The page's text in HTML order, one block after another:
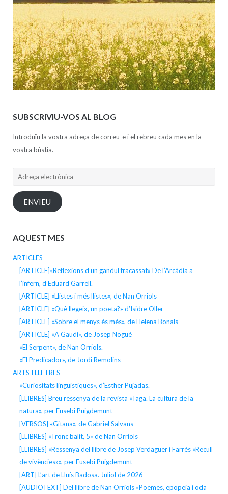
SUBSCRIVIU-VOS AL BLOG
Introduïu la vostra adreça de correu-e i el rebreu cada mes en la
vostra bústia.
Adreça
ENVIEU
AQUEST MES
ARTICLES
[ARTICLE]«Reflexions d’un gandul fracassat» De l’Arcàdia a
l’infern, d’Eduard Garrell.
[ARTICLE] «Llistes i més llistes», de Nan Orriols
[ARTICLE] «Què llegeix, un poeta?» d’Isidre Oller
[ARTICLE] «Sobre el menys és més», de Helena Bonals
[ARTICLE] «A Gaudí», de Josep Nogué
«El Serpent», de Nan Orriols.
«El Predicador», de Jordi Remolins
ARTS I LLETRES
«Curiositats lingüístiques», d’Esther Pujadas.
[LLIBRES] Breu ressenya de la revista «Taga. La cultura de la
natura», per Eusebi Puigdemunt
[VERSOS] «Gitana», de Gabriel Salvans
[LLIBRES] «Tronc balit, 5» de Nan Orriols
[LLIBRES] «Ressenya del llibre de Josep Verdaguer i Farrès «Recull
de vivències»», per Eusebi Puigdemunt
[ART] L’art de Lluís Badosa. Juliol de 2026
[AUDIOTEXT] Del llibre de Nan Orriols «Poemes, epopeia i oda